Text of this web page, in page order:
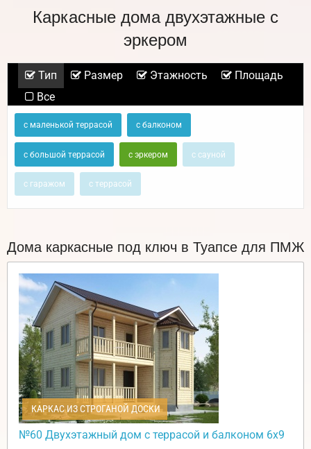
Каркасные дома двухэтажные с
эркером
Тип Размер Этажность
Площадь
Все
с маленькой террасой с балконом
с большой террасой с эркером с сауной
с гаражом с террасой
Дома каркасные под ключ в Туапсе для ПМЖ
КАРКАС ИЗ СТРОГАНОЙ ДОСКИ
№60 Двухэтажный дом с террасой и балконом 6х9